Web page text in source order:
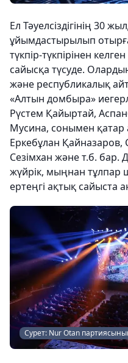
Ел Тәуелсіздігінің 30
ұйымдастырылып
түкпір-түкпірінен
сайысқа түсуде.
және республикалық
«Алтын домбыра»
Рүстем Қайыртай,
Мусина, сонымен қатар
Еркебұлан Қайназаров,
Сезімхан және т.б. бар.
жүйрік, мыңнан тұлпар
ертеңгі ақтық сайыста
Сурет: Nur Otan